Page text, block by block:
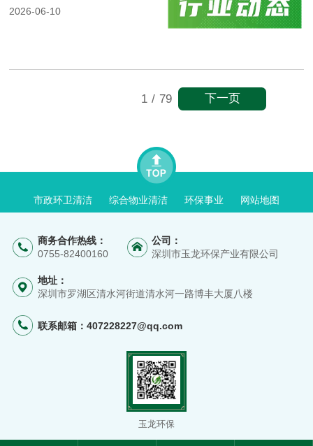
2026-06-10
1 / 79 下一页
市政环卫清洁 综合物业清洁 环保事业 网站地图
商务合作热线：
0755-82400160
公司：
深圳市玉龙环保产业有限公司
地址：
深圳市罗湖区清水河街道清水河一路博丰大厦八楼
联系邮箱： 407228227@qq.com
玉龙环保